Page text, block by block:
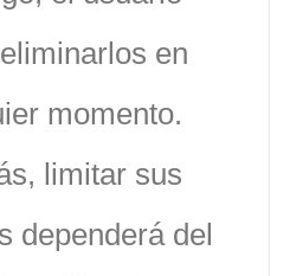
en
momento.
limitar sus
dependerá del